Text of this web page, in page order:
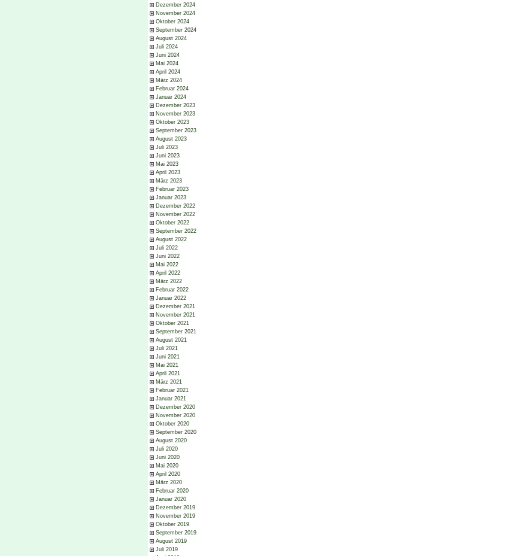
Dezember 2024
November 2024
Oktober 2024
September 2024
August 2024
Juli 2024
Juni 2024
Mai 2024
April 2024
März 2024
Februar 2024
Januar 2024
Dezember 2023
November 2023
Oktober 2023
September 2023
August 2023
Juli 2023
Juni 2023
Mai 2023
April 2023
März 2023
Februar 2023
Januar 2023
Dezember 2022
November 2022
Oktober 2022
September 2022
August 2022
Juli 2022
Juni 2022
Mai 2022
April 2022
März 2022
Februar 2022
Januar 2022
Dezember 2021
November 2021
Oktober 2021
September 2021
August 2021
Juli 2021
Juni 2021
Mai 2021
April 2021
März 2021
Februar 2021
Januar 2021
Dezember 2020
November 2020
Oktober 2020
September 2020
August 2020
Juli 2020
Juni 2020
Mai 2020
April 2020
März 2020
Februar 2020
Januar 2020
Dezember 2019
November 2019
Oktober 2019
September 2019
August 2019
Juli 2019